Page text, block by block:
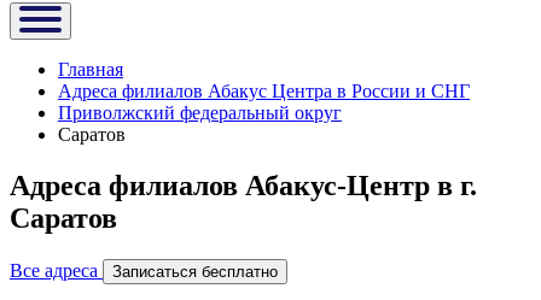
Главная
Адреса филиалов Абакус Центра в России и СНГ
Приволжский федеральный округ
Саратов
Адреса филиалов Абакус-Центр в г.
Саратов
Все адреса Записаться бесплатно